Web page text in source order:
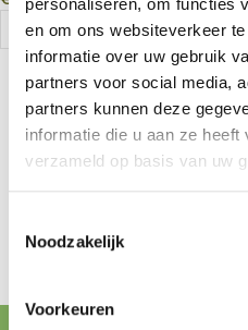
en om ons websiteverkeer
informatie over uw gebruik
partners voor social media,
partners kunnen deze
informatie die u aan ze
verzameld op basis van uw
Noodzakelijk
Voorkeuren
Add To Cart